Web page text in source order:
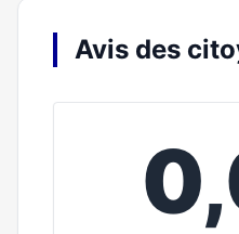
Avis des